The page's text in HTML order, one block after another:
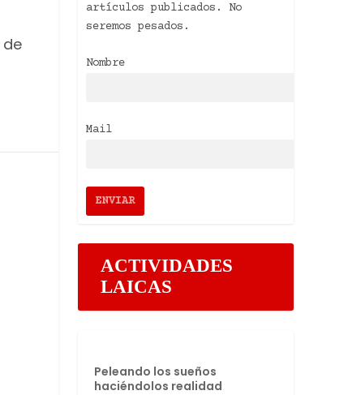
artículos publicados. No
seremos pesados.
Nombre
Mail
ACTIVIDADES
LAICAS
Peleando los sueños
haciéndolos realidad